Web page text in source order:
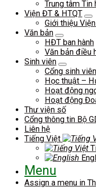
Trung tâm Tin
Viện ĐT & HTQT
Giới thiệu
Văn bản
HĐT ban hành
Văn bản điều
Sinh viên
Cổng sinh viên
Học thuật –
Hoạt động
Hoạt động
Thư viện số
Cổng thông tin Bộ
Liên hệ
Tiếng Việt
Menu
Assign a menu in